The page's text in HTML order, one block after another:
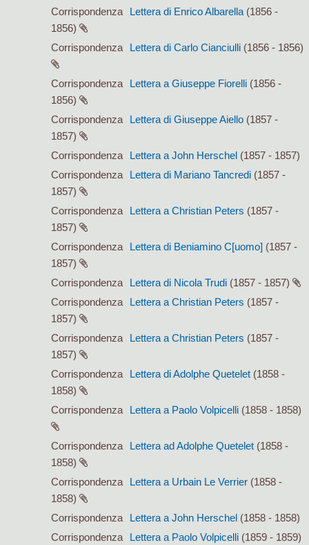
Corrispondenza Lettera di Enrico Albarella (1856 -
1856)
Corrispondenza
Lettera di Carlo Cianciulli (1856 - 1856)
Corrispondenza Lettera a Giuseppe Fiorelli (1856 -
1856)
Corrispondenza
Lettera di Giuseppe Aiello (1857 -
1857)
Corrispondenza
Lettera a John Herschel (1857 - 1857)
Corrispondenza
Lettera di Mariano Tancredi (1857 -
1857)
Corrispondenza
Lettera a Christian Peters (1857 -
1857)
Corrispondenza
Lettera di Beniamino C[uomo] (1857 -
1857)
Corrispondenza
Lettera di Nicola Trudi (1857 - 1857)
Corrispondenza
Lettera a Christian Peters (1857 -
1857)
Corrispondenza
Lettera a Christian Peters (1857 -
1857)
Corrispondenza
Lettera di Adolphe Quetelet (1858 -
1858)
Corrispondenza
Lettera a Paolo Volpicelli (1858 - 1858)
Corrispondenza Lettera ad Adolphe Quetelet (1858 -
1858)
Corrispondenza
Lettera a Urbain Le Verrier (1858 -
1858)
Corrispondenza
Lettera a John Herschel (1858 - 1858)
Corrispondenza
Lettera a Paolo Volpicelli (1859 - 1859)